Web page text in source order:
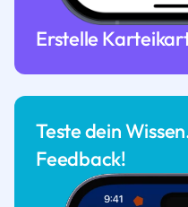
Erstelle
Teste dein
Feedback!